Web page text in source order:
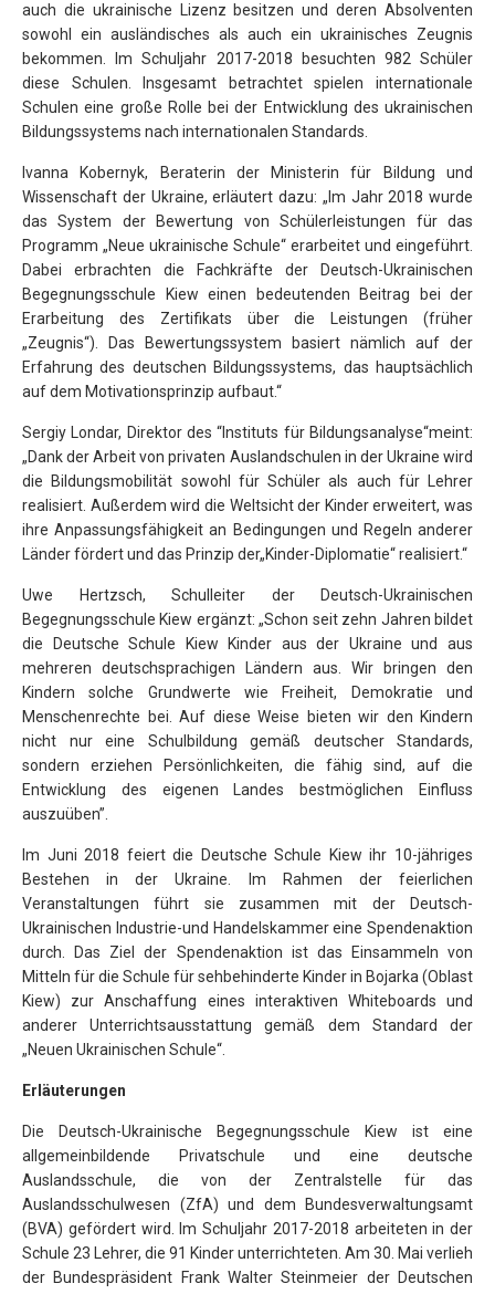
auch die ukrainische Lizenz besitzen und deren Absolventen
sowohl ein ausländisches als auch ein ukrainisches Zeugnis
bekommen. Im Schuljahr 2017-2018 besuchten 982 Schüler
diese Schulen. Insgesamt betrachtet spielen internationale
Schulen eine große Rolle bei der Entwicklung des ukrainischen
Bildungssystems nach internationalen Standards.
Ivanna Kobernyk, Beraterin der Ministerin für Bildung und
Wissenschaft der Ukraine, erläutert dazu: „Im Jahr 2018 wurde
das System der Bewertung von Schülerleistungen für das
Programm „Neue ukrainische Schule“ erarbeitet und eingeführt.
Dabei erbrachten die Fachkräfte der Deutsch-Ukrainischen
Begegnungsschule Kiew einen bedeutenden Beitrag bei der
Erarbeitung des Zertifikats über die Leistungen (früher
„Zeugnis“). Das Bewertungssystem basiert nämlich auf der
Erfahrung des deutschen Bildungssystems, das hauptsächlich
auf dem Motivationsprinzip aufbaut.“
Sergiy Londar, Direktor des “Instituts für Bildungsanalyse“meint:
„Dank der Arbeit von privaten Auslandschulen in der Ukraine wird
die Bildungsmobilität sowohl für Schüler als auch für Lehrer
realisiert. Außerdem wird die Weltsicht der Kinder erweitert, was
ihre Anpassungsfähigkeit an Bedingungen und Regeln anderer
Länder fördert und das Prinzip der„Kinder-Diplomatie“ realisiert.“
Uwe Hertzsch, Schulleiter der Deutsch-Ukrainischen
Begegnungsschule Kiew ergänzt: „Schon seit zehn Jahren bildet
die Deutsche Schule Kiew Kinder aus der Ukraine und aus
mehreren deutschsprachigen Ländern aus. Wir bringen den
Kindern solche Grundwerte wie Freiheit, Demokratie und
Menschenrechte bei. Auf diese Weise bieten wir den Kindern
nicht nur eine Schulbildung gemäß deutscher Standards,
sondern erziehen Persönlichkeiten, die fähig sind, auf die
Entwicklung des eigenen Landes bestmöglichen Einfluss
auszuüben”.
Im Juni 2018 feiert die Deutsche Schule Kiew ihr 10-jähriges
Bestehen in der Ukraine. Im Rahmen der feierlichen
Veranstaltungen führt sie zusammen mit der Deutsch-
Ukrainischen Industrie-und Handelskammer eine Spendenaktion
durch. Das Ziel der Spendenaktion ist das Einsammeln von
Mitteln für die Schule für sehbehinderte Kinder in Bojarka (Oblast
Kiew) zur Anschaffung eines interaktiven Whiteboards und
anderer Unterrichtsausstattung gemäß dem Standard der
„Neuen Ukrainischen Schule“.
Erläuterungen
Die Deutsch-Ukrainische Begegnungsschule Kiew ist eine
allgemeinbildende Privatschule und eine deutsche
Auslandsschule, die von der Zentralstelle für das
Auslandsschulwesen (ZfA) und dem Bundesverwaltungsamt
(BVA) gefördert wird. Im Schuljahr 2017-2018 arbeiteten in der
Schule 23 Lehrer, die 91 Kinder unterrichteten. Am 30. Mai verlieh
der Bundespräsident Frank Walter Steinmeier der Deutschen